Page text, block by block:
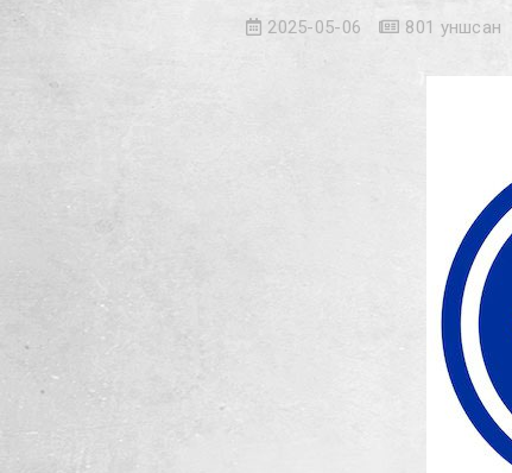
2025-05-06 801 уншсан